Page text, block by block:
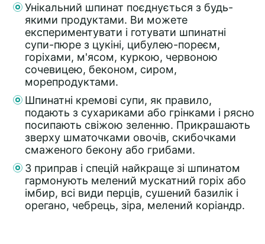
Унікальний шпинат поєднується з будь-
якими продуктами. Ви можете
експериментувати і готувати шпинатні
супи-пюре з цукіні, цибулею-пореєм,
горіхами, м'ясом, куркою, червоною
сочевицею, беконом, сиром,
морепродуктами.
Шпинатні кремові супи, як правило,
подають з сухариками або грінками і рясно
посипають свіжою зеленню. Прикрашають
зверху шматочками овочів, скибочками
смаженого бекону або грибами.
З приправ і спецій найкраще зі шпинатом
гармонують мелений мускатний горіх або
імбир, всі види перців, сушений базилік і
орегано, чебрець, зіра, мелений коріандр.